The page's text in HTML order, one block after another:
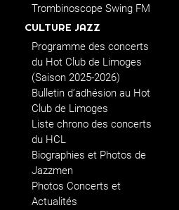
Trombinoscope Swing FM
CULTURE JAZZ
Programme des concerts
du Hot Club de Limoges
(Saison 2025-2026)
Bulletin d’adhésion au Hot
Club de Limoges
Liste chrono des concerts
du HCL
Biographies et Photos de
Jazzmen
Photos Concerts et
Actualités